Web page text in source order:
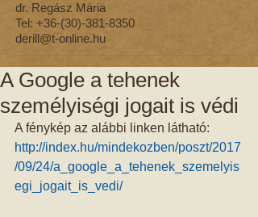
dr. Regász Mária
Tel: +36-(30)-381-8350
derill@t-online.hu
A Google a tehenek
személyiségi jogait is védi
A fénykép az alábbi linken látható:
http://index.hu/mindekozben/poszt/2017
/09/24/a_google_a_tehenek_szemelyis
egi_jogait_is_vedi/